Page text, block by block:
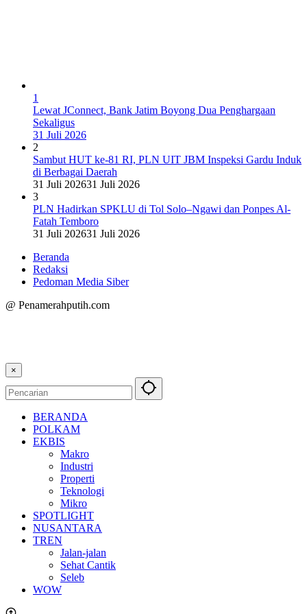
1
Lewat JConnect, Bank Jatim Boyong Dua Penghargaan
Sekaligus
31 Juli 2026
2
Sambut HUT ke-81 RI, PLN UIT JBM Inspeksi Gardu Induk
di Berbagai Daerah
31 Juli 202631 Juli 2026
3
PLN Hadirkan SPKLU di Tol Solo–Ngawi dan Ponpes Al-
Fatah Temboro
31 Juli 202631 Juli 2026
Beranda
Redaksi
Pedoman Media Siber
@ Penamerahputih.com
×
BERANDA
POLKAM
EKBIS
Makro
Industri
Properti
Teknologi
Mikro
SPOTLIGHT
NUSANTARA
TREN
Jalan-jalan
Sehat Cantik
Seleb
WOW